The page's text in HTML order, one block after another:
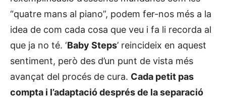
“quatre mans al piano”, podem fer-nos més a la
idea de com cada cosa que veu i fa li recorda al
que ja no té. ‘Baby Steps’ reincideix en aquest
sentiment, però des d’un punt de vista més
avançat del procés de cura. Cada petit pas
compta i l’adaptació després de la separació